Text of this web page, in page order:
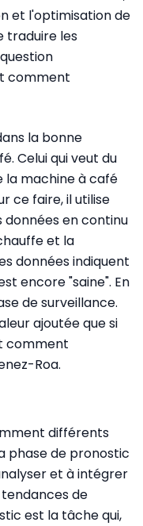
et l'optimisation de
traduire les
comment
la bonne
Celui qui veut du
la machine à café
ce faire, il utilise
données en continu
et la
données indiquent
encore "saine". En
de surveillance.
ajoutée que si
comment
Roa.
différents
phase de pronostic
et à intégrer
de
est la tâche qui,